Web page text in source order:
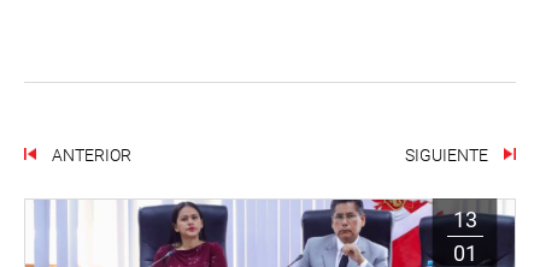
ANTERIOR SIGUIENTE
13
01